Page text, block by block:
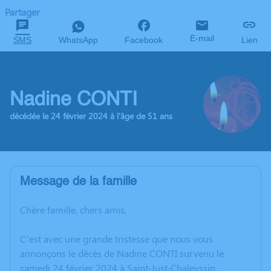
Partager
SMS WhatsApp Facebook E-mail Lien
Nadine CONTI
décédée le 24 février 2024 à l'âge de 51 ans
Message de la famille
Chère famille, chers amis,
C’est avec une grande tristesse que nous vous
annonçons le décès de Nadine CONTI survenu le
samedi 24 février 2024 à Saint-Just-Chaleyssin.